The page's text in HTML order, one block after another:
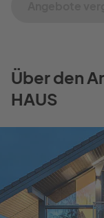
Über den
HAUS